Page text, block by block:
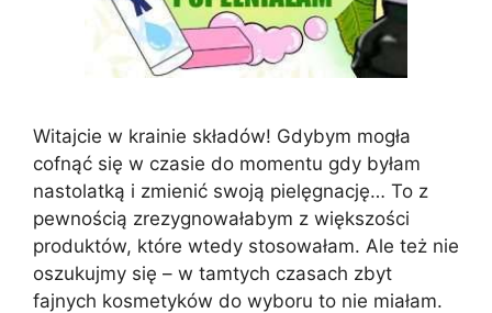
Witajcie w krainie składów! Gdybym mogła
cofnąć się w czasie do momentu gdy byłam
nastolatką i zmienić swoją pielęgnację… To z
pewnością zrezygnowałabym z większości
produktów, które wtedy stosowałam. Ale też nie
oszukujmy się – w tamtych czasach zbyt
fajnych kosmetyków do wyboru to nie miałam.